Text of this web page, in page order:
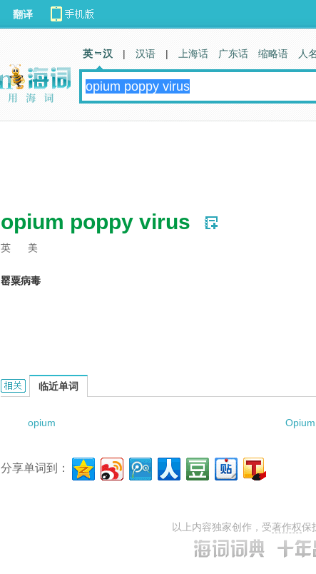
opium poppy virus
英 美
罂粟病毒
Opium poppy virus的相关资料：
临近单词
opium
分享单词到：
以上内容独家创作，受著作权保
翻译
英 汉 | 汉语 | 上海话 广东话 缩略语 人名